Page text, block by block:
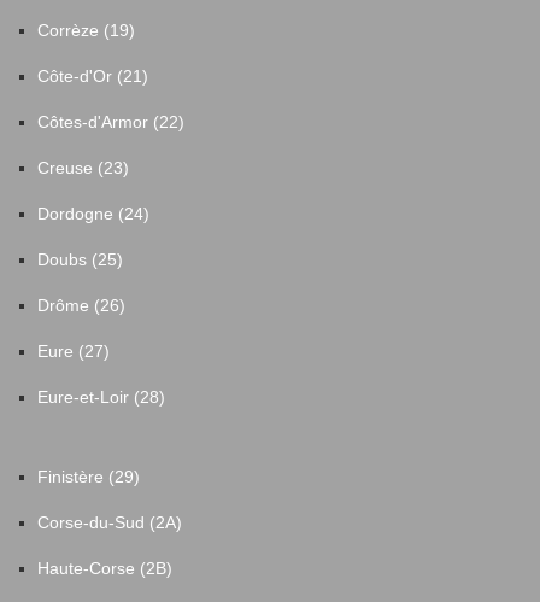
Corrèze (19)
Côte-d'Or (21)
Côtes-d'Armor (22)
Creuse (23)
Dordogne (24)
Doubs (25)
Drôme (26)
Eure (27)
Eure-et-Loir (28)
Finistère (29)
Corse-du-Sud (2A)
Haute-Corse (2B)